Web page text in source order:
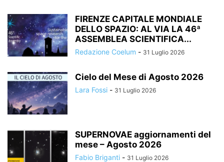
FIRENZE CAPITALE MONDIALE
DELLO SPAZIO: AL VIA LA 46ª
ASSEMBLEA SCIENTIFICA...
Redazione Coelum - 31 Luglio 2026
Cielo del Mese di Agosto 2026
Lara Fossi - 31 Luglio 2026
SUPERNOVAE aggiornamenti del
mese – Agosto 2026
Fabio Briganti - 31 Luglio 2026